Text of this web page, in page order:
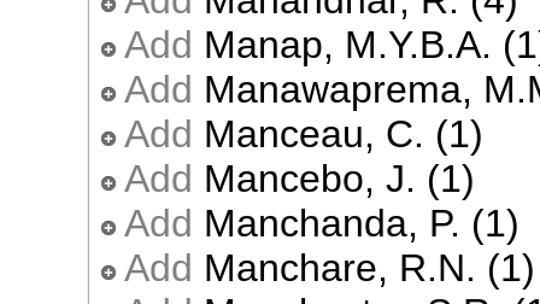
Add Manap, M.Y.B.A.
Add Manawaprema,
Add Manceau, C. (1)
Add Mancebo, J. (1)
Add Manchanda, P. (1)
Add Manchare, R.N. (1)